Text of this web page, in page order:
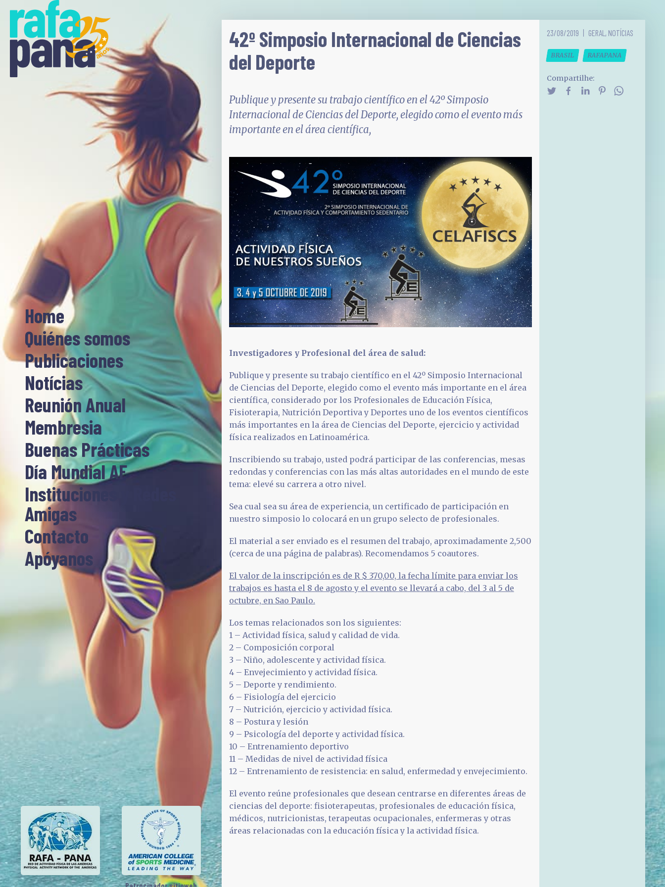
Home
Quiénes somos
Publicaciones
Notícias
Reunión Anual
Membresia
Buenas Prácticas
Día Mundial AF
Instituciones y Redes
Amigas
Contacto
Apóyanos
42º Simposio Internacional de Ciencias
del Deporte
Publique y presente su trabajo científico en el 42º Simposio
Internacional de Ciencias del Deporte, elegido como el evento más
importante en el área científica,
Investigadores y Profesional del área de salud:
Publique y presente su trabajo científico en el 42º Simposio Internacional
de Ciencias del Deporte, elegido como el evento más importante en el área
científica, considerado por los Profesionales de Educación Física,
Fisioterapia, Nutrición Deportiva y Deportes uno de los eventos científicos
más importantes en la área de Ciencias del Deporte, ejercicio y actividad
física realizados en Latinoamérica.
Inscribiendo su trabajo, usted podrá participar de las conferencias, mesas
redondas y conferencias con las más altas autoridades en el mundo de este
tema: elevé su carrera a otro nivel.
Sea cual sea su área de experiencia, un certificado de participación en
nuestro simposio lo colocará en un grupo selecto de profesionales.
El material a ser enviado es el resumen del trabajo, aproximadamente 2,500
(cerca de una página de palabras). Recomendamos 5 coautores.
El valor de la inscripción es de R $ 370,00, la fecha límite para enviar los
trabajos es hasta el 8 de agosto y el evento se llevará a cabo, del 3 al 5 de
octubre, en Sao Paulo.
Los temas relacionados son los siguientes:
1 – Actividad física, salud y calidad de vida.
2 – Composición corporal
3 – Niño, adolescente y actividad física.
4 – Envejecimiento y actividad física.
5 – Deporte y rendimiento.
6 – Fisiología del ejercicio
7 – Nutrición, ejercicio y actividad física.
8 – Postura y lesión
9 – Psicología del deporte y actividad física.
10 – Entrenamiento deportivo
11 – Medidas de nivel de actividad física
12 – Entrenamiento de resistencia: en salud, enfermedad y envejecimiento.
El evento reúne profesionales que desean centrarse en diferentes áreas de
ciencias del deporte: fisioterapeutas, profesionales de educación física,
médicos, nutricionistas, terapeutas ocupacionales, enfermeras y otras
áreas relacionadas con la educación física y la actividad física.
23/08/2019 GERAL , NOTÍCIAS
BRASIL RAFAPANA
Compartilhe: